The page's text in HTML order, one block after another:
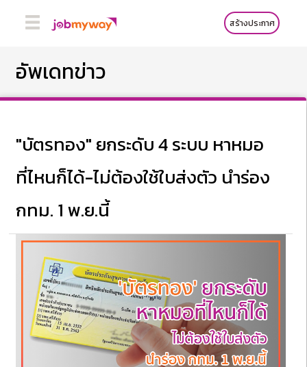
สร้างประกาศ
อัพเดทข่าว
"บัตรทอง" ยกระดับ 4 ระบบ หาหมอ
ที่ไหนก็ได้-ไม่ต้องใช้ใบส่งตัว นำร่อง
กทม. 1 พ.ย.นี้